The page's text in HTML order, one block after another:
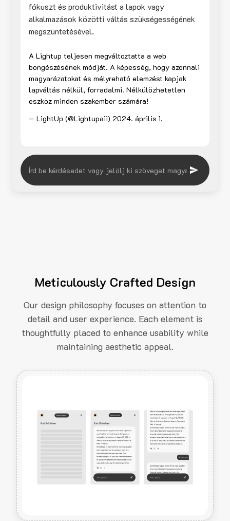
fókuszt és produktivitást a lapok vagy
alkalmazások közötti váltás szükségességének
megszüntetésével.
A Lightup teljesen megváltoztatta a web
böngészésének módját. A képesség, hogy azonnali
magyarázatokat és mélyreható elemzést kapjak
lapváltás nélkül, forradalmi. Nélkülözhetetlen
eszköz minden szakember számára!
— LightUp (@Lightupaii) 2024. április 1.
Meticulously Crafted Design
Our design philosophy focuses on attention to
detail and user experience. Each element is
thoughtfully placed to enhance usability while
maintaining aesthetic appeal.